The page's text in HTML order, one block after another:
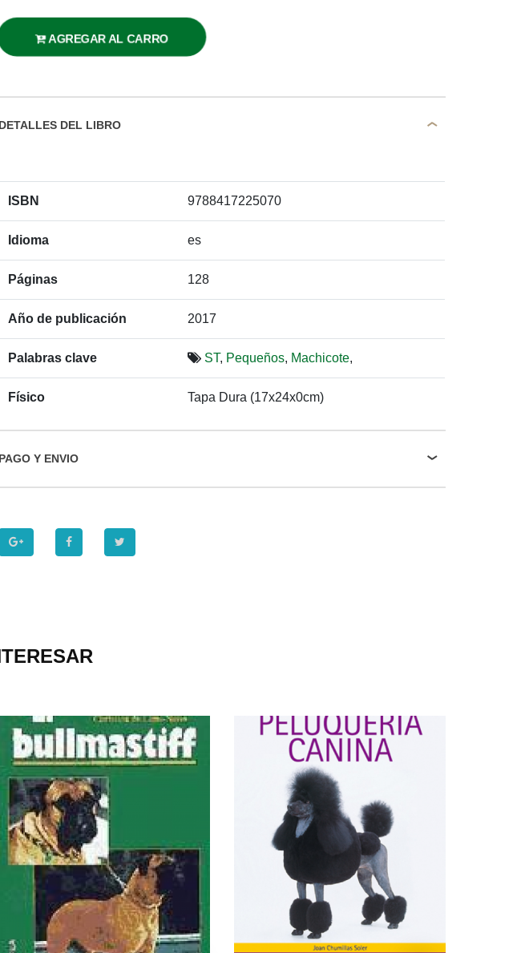
AGREGAR AL CARRO
DETALLES DEL LIBRO
ISBN 9788417225070
Idioma es
Páginas 128
Año de publicación 2017
Palabras clave ST, Pequeños, Machicote,
Físico Tapa Dura (17x24x0cm)
PAGO Y ENVIO